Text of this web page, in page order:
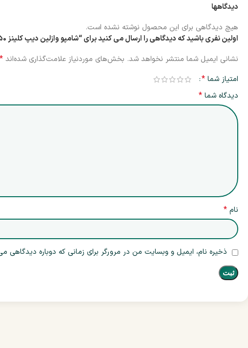
دیدگاهها
هیچ دیدگاهی برای این محصول نوشته نشده است.
اولین نفری باشید که دیدگاهی را ارسال می کنید برای “شامپو وازلین دیپ کلینز 650 میل | Vaseline Deep Cleanse Milk Nutrient Shampoo 650ml”
نشانی ایمیل شما منتشر نخواهد شد. بخش‌های موردنیاز علامت‌گذاری شده‌اند *
امتیاز شما *
دیدگاه شما *
نام *
ذخیره نام، ایمیل و وبسایت من در مرورگر برای زمانی که دوباره دیدگاهی